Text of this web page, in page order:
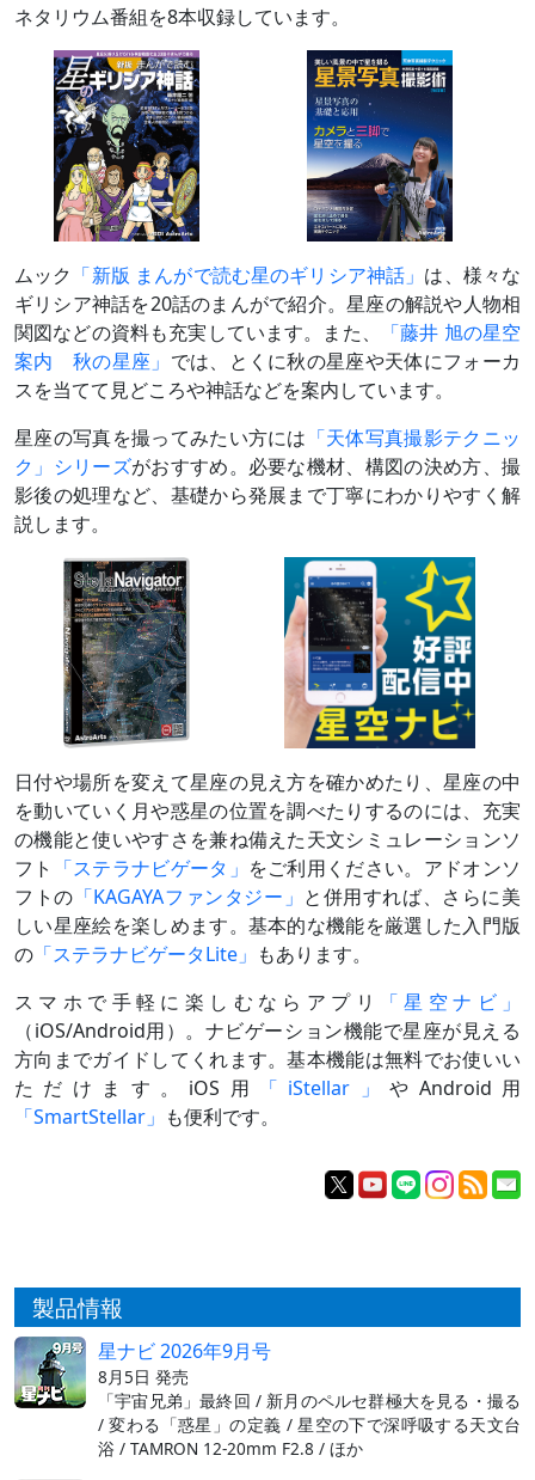
ネタリウム番組を8本収録しています。
ムック 「新版 まんがで読む星のギリシア神話」 は、様々な
ギリシア神話を20話のまんがで紹介。星座の解説や人物相
関図などの資料も充実しています。また、
「藤井 旭の星空
案内 秋の星座」 では、とくに秋の星座や天体にフォーカ
スを当てて見どころや神話などを案内しています。
星座の写真を撮ってみたい方には 「天体写真撮影テクニッ
ク」シリーズがおすすめ。必要な機材、構図の決め方、撮
影後の処理など、基礎から発展まで丁寧にわかりやすく解
説します。
日付や場所を変えて星座の見え方を確かめたり、星座の中
を動いていく月や惑星の位置を調べたりするのには、充実
の機能と使いやすさを兼ね備えた天文シミュレーションソ
フト
「ステラナビゲータ」 をご利用ください。アドオンソ
フトの 「KAGAYAファンタジー」 と併用すれば、さらに美
しい星座絵を楽しめます。基本的な機能を厳選した入門版
の 「ステラナビゲータLite」 もあります。
スマホで手軽に楽しむならアプリ
「星空ナビ」
（iOS/Android用）。ナビゲーション機能で星座が見える
方向までガイドしてくれます。基本機能は無料でお使いい
ただけます。iOS用
「iStellar」やAndroid用
「SmartStellar」 も便利です。
製品情報
星ナビ 2026年9月号
8月5日 発売
「宇宙兄弟」最終回 / 新月のペルセ群極大を見る・撮る
/ 変わる「惑星」の定義 / 星空の下で深呼吸する天文台
浴 / TAMRON 12-20mm F2.8 / ほか